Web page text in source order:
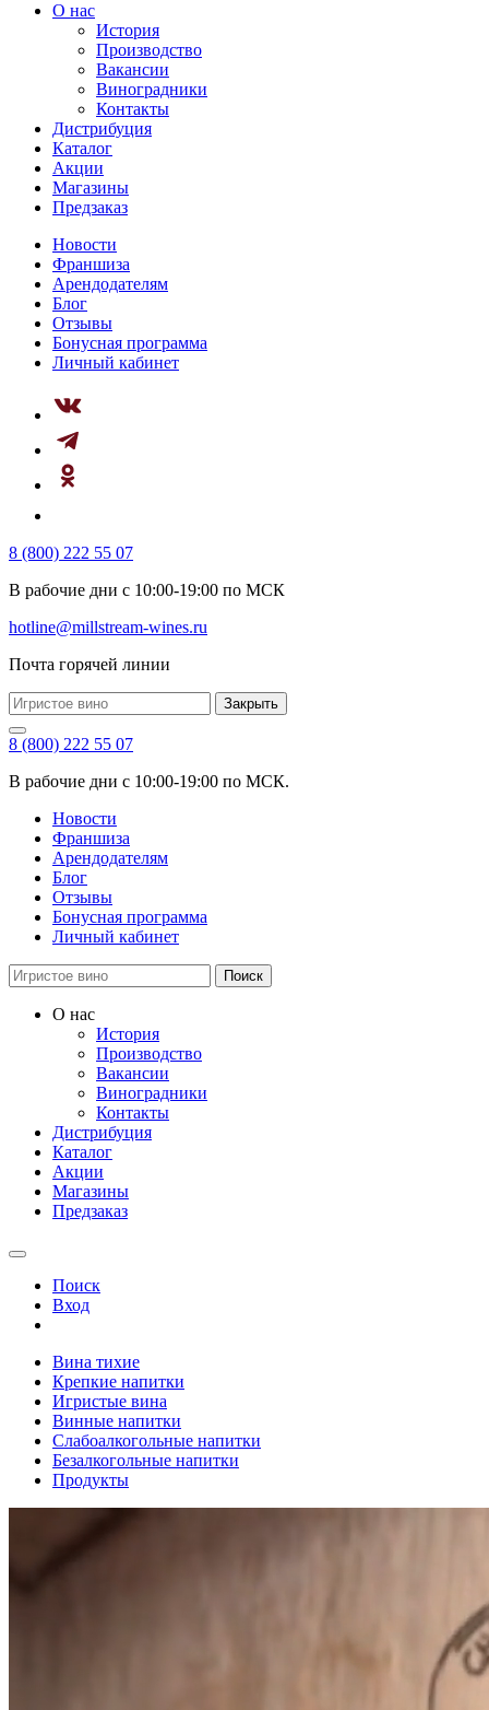
О нас
История
Производство
Вакансии
Виноградники
Контакты
Дистрибуция
Каталог
Акции
Магазины
Предзаказ
Новости
Франшиза
Арендодателям
Блог
Отзывы
Бонусная программа
Личный кабинет
8 (800) 222 55 07
В рабочие дни с 10:00-19:00 по МСК
hotline@millstream-wines.ru
Почта горячей линии
Закрыть
8 (800) 222 55 07
В рабочие дни с 10:00-19:00 по МСК.
Новости
Франшиза
Арендодателям
Блог
Отзывы
Бонусная программа
Личный кабинет
Поиск
О нас
История
Производство
Вакансии
Виноградники
Контакты
Дистрибуция
Каталог
Акции
Магазины
Предзаказ
Поиск
Вход
Вина тихие
Крепкие напитки
Игристые вина
Винные напитки
Слабоалкогольные напитки
Безалкогольные напитки
Продукты